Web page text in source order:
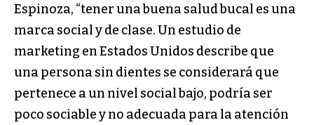
Espinoza, “tener una buena salud bucal es una
marca social y de clase. Un estudio de
marketing en Estados Unidos describe que
una persona sin dientes se considerará que
pertenece a un nivel social bajo, podría ser
poco sociable y no adecuada para la atención